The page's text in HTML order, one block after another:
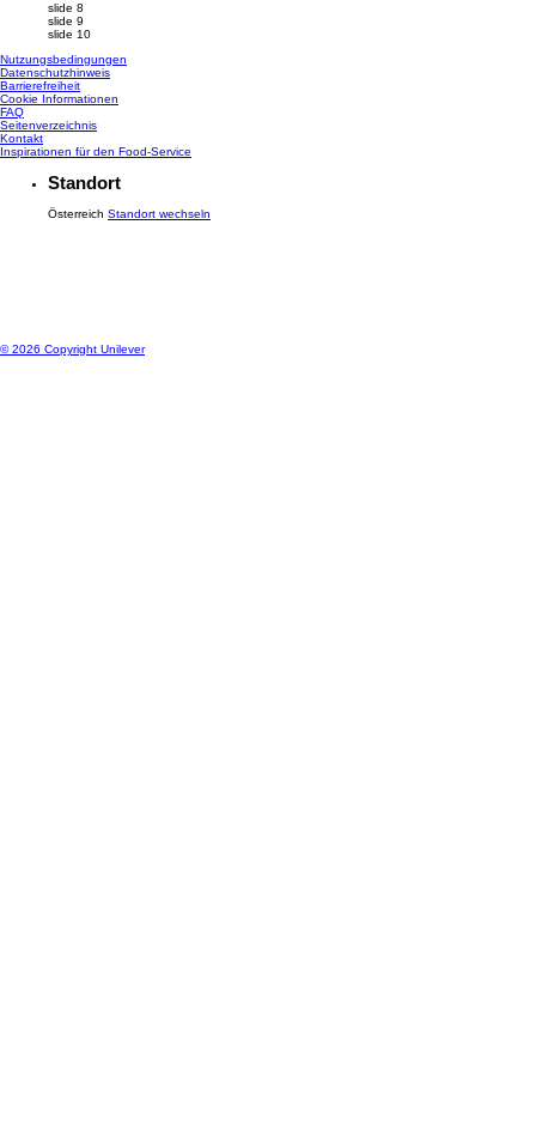
slide 8
slide 9
slide 10
Nutzungsbedingungen
Datenschutzhinweis
Cookie-Einstellungen
Barrierefreiheit
Cookie Informationen
FAQ
Kontakt